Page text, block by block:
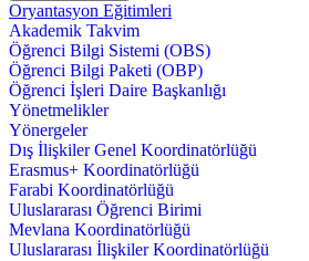
Oryantasyon Eğitimleri
Akademik Takvim
Öğrenci Bilgi Sistemi (OBS)
Öğrenci Bilgi Paketi (OBP)
Öğrenci İşleri Daire Başkanlığı
Yönetmelikler
Yönergeler
Dış İlişkiler Genel Koordinatörlüğü
Erasmus+ Koordinatörlüğü
Farabi Koordinatörlüğü
Uluslararası Öğrenci Birimi
Mevlana Koordinatörlüğü
Uluslararası İlişkiler Koordinatörlüğü